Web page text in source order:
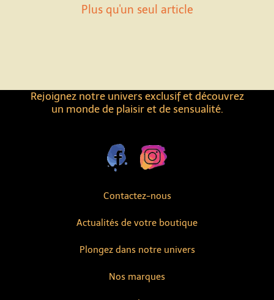
Contactez-nous
Actualités de votre boutique
Nos marques
Rejoignez notre univers exclusif et découvrez
un monde de plaisir et de sensualité.
Plongez dans notre univers
Plus qu'un seul article